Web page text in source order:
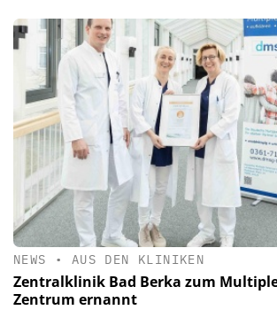
NEWS • AUS DEN KLINIKEN
Zentralklinik Bad Berka zum
Zentrum ernannt